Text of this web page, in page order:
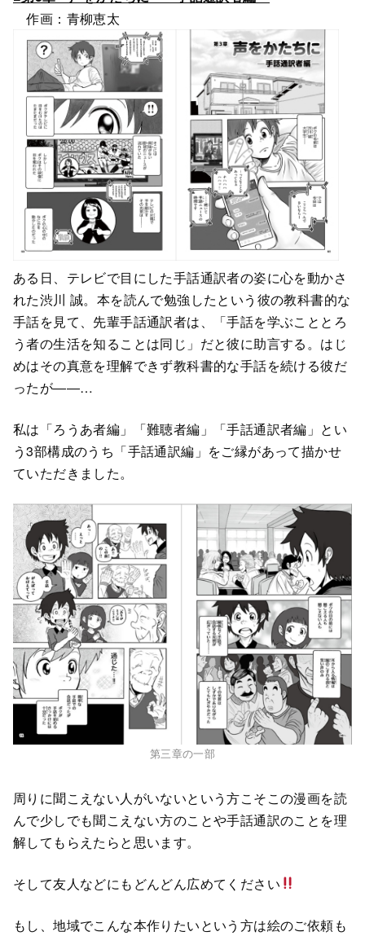
作画：青柳恵太
ある日、テレビで目にした手話通訳者の姿に心を動かさ
れた渋川 誠。本を読んで勉強したという彼の教科書的な
手話を見て、先輩手話通訳者は、「手話を学ぶこととろ
う者の生活を知ることは同じ」だと彼に助言する。はじ
めはその真意を理解できず教科書的な手話を続ける彼だ
ったが――…
私は「ろうあ者編」「難聴者編」「手話通訳者編」とい
う3部構成のうち「手話通訳編」をご縁があって描かせ
ていただきました。
第三章の一部
周りに聞こえない人がいないという方こそこの漫画を読
んで少しでも聞こえない方のことや手話通訳のことを理
解してもらえたらと思います。
そして友人などにもどんどん広めてください
もし、地域でこんな本作りたいという方は絵のご依頼も